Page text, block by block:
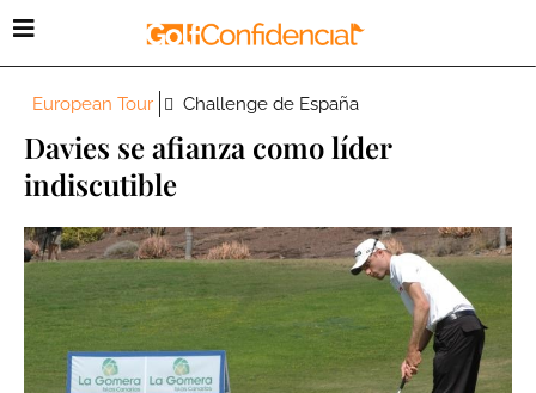
European Tour Challenge de España
Davies se afianza como líder
indiscutible